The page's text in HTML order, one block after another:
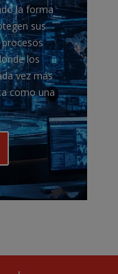
la forma
sus
los
vez más
como una